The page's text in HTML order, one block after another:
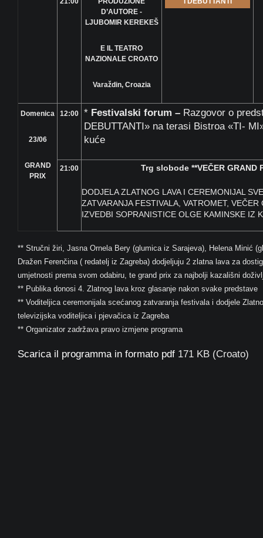
D’AUTORE -
LJUBOMIR KEREKEŠ
E IL TEATRO
NAZIONALE CROATO
Varaždin, Croazia
Domenica
23/06
GRAND
PRIX
12:00 * Festivalski forum – Razgovor o
DEBUTTANTI» na terasi Bistroa «TI-
kuće
21:00 Trg slobode**VEČER GRAND
DODJELA ZLATNOG LAVA I CEREMONIJAL
ZATVARANJA FESTIVALA, VATROMET, VEČER
IZVEDBI SOPRANISTICE OLGE KAMINSKE IZ
** Stručni žiri, Jasna Ornela Bery (glumica iz Sarajeva), Helena Minić
Dražen Ferenčina ( redatelj iz Zagreba) dodjeljuju 2 zlatna lava za
umjetnosti prema svom odabiru, te grand prix za najbolji kazališni
** Publika donosi 4. Zlatnog lava kroz glasanje nakon svake predstave
** Voditeljica ceremonijala scećanog zatvaranja festivala i dodjele
televizijska voditeljica i pjevačica iz Zagreba
** Organizator zadržava pravo izmjene programa
Scarica il programma in formato pdf 171 KB (Croato)